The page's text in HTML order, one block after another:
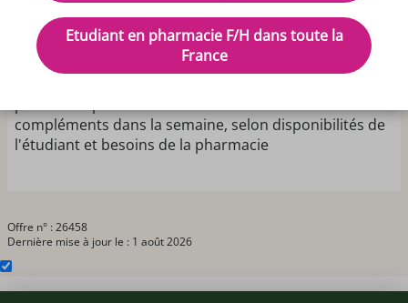
Pharmacie dynamique, robotisée, possédant de
nombreuses gammes de parapharmacie et
compléments alimentaires permettant de parfaire sa
compléments dans la semaine, selon disponibilités de
l'étudiant et besoins de la pharmacie
Offre n° : 26458
Dernière mise à jour le : 1 août 2026
Etudiant en pharmacie F/H dans toute la
France